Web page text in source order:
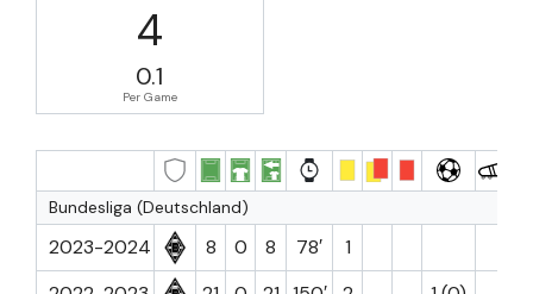
4
0.1
Per Game
Bundesliga (Deutschland)
2023-2024 8 0 8 78′
1